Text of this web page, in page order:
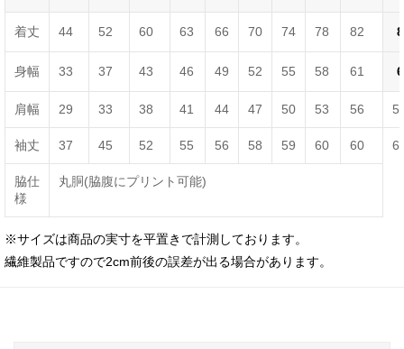
着丈 44 52 60 63 66 70 74 78 82
身幅 33 37 43 46 49 52 55 58 61
肩幅 29 33 38 41 44 47 50 53 56
袖丈 37 45 52 55 56 58 59 60 60
脇仕
様
丸胴(脇腹にプリント可能)
※サイズは商品の実寸を平置きで計測しております。
繊維製品ですので2cm前後の誤差が出る場合があります。